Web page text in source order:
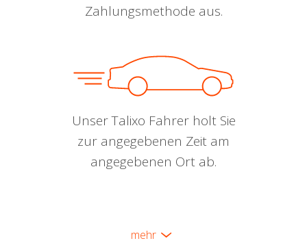
Zahlungsmethode aus.
Unser Talixo Fahrer holt Sie
zur angegebenen Zeit am
angegebenen Ort ab.
mehr